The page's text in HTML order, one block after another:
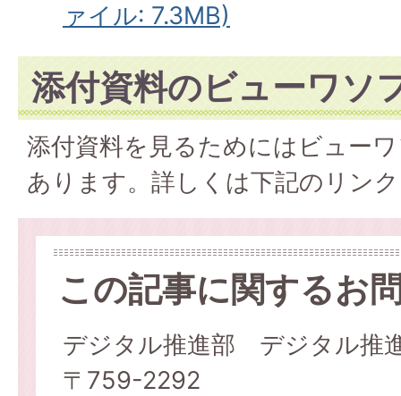
ァイル: 7.3MB)
添付資料のビューワソ
添付資料を見るためにはビュー
あります。詳しくは下記のリン
この記事に関するお
デジタル推進部 デジタル推
〒759-2292